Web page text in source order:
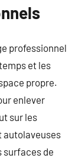
professionnel
et les
propre.
enlever
sur les
autolaveuses
surfaces de